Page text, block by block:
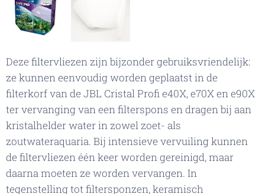
JBL CristalProfi Symecpad e40X, e70X, e90X
Deze filtervliezen zijn bijzonder gebruiksvriendelijk:
ze kunnen eenvoudig worden geplaatst in de
filterkorf van de JBL Cristal Profi e40X, e70X en e90X
ter vervanging van een filterspons en dragen bij aan
kristalhelder water in zowel zoet- als
zoutwateraquaria. Bij intensieve vervuiling kunnen
de filtervliezen één keer worden gereinigd, maar
daarna moeten ze worden vervangen. In
tegenstelling tot filtersponzen, keramisch